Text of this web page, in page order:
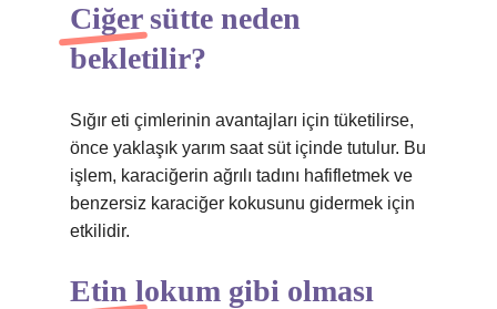
Ciğer sütte neden
bekletilir?
Sığır eti çimlerinin avantajları için tüketilirse,
önce yaklaşık yarım saat süt içinde tutulur. Bu
işlem, karaciğerin ağrılı tadını hafifletmek ve
benzersiz karaciğer kokusunu gidermek için
etkilidir.
Etin lokum gibi olması